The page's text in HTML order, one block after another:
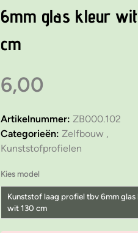
6mm glas kleur
cm
6,00
Artikelnummer: ZB000.102
Categorieën: Zelfbouw ,
Kunststofprofielen
Kies model
Kunststof laag profiel tbv 6mm glas
wit 130 cm